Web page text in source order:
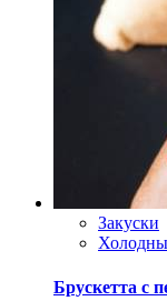
Закуски
Брускетта с